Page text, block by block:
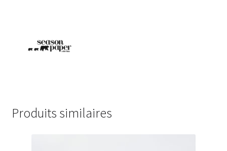
Produits similaires